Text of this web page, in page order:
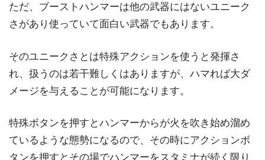
ただ、ブーストハンマーは他の武器にはないユニーク
さがあり使っていて面白い武器でもあります。
そのユニークさとは特殊アクションを使うと発揮さ
れ、扱うのは若干難しくはありますが、ハマれば大ダ
メージを与えることが可能になります。
特殊ボタンを押すとハンマーからが火を吹き始め溜め
ているような態勢になるので、その時にアクションボ
タンを押すとその場でハンマーをスタミナが続く限り